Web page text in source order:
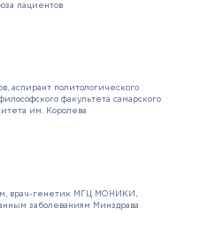
пациентов
аспирант политологического
факультета самарского
им. Королева
врач-генетик МГЦ МОНИКИ,
заболеваниям Минздрава